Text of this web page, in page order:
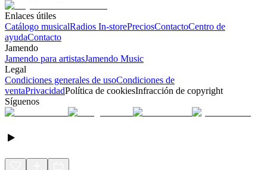
Enlaces útiles
Catálogo musicalRadios In-storePreciosContactoCentro de
ayudaContacto
Jamendo
Jamendo para artistasJamendo Music
Legal
Condiciones generales de usoCondiciones de
ventaPrivacidadPolítica de cookiesInfracción de copyright
Síguenos